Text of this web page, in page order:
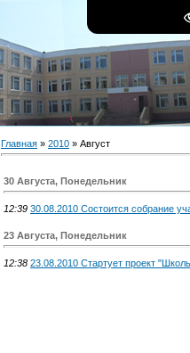
Главная » 2010 » Август
30 Августа, Понедельник
12:39 30.08.2010 Состоится собрание
23 Августа, Понедельник
12:38 23.08.2010 Стартует проект